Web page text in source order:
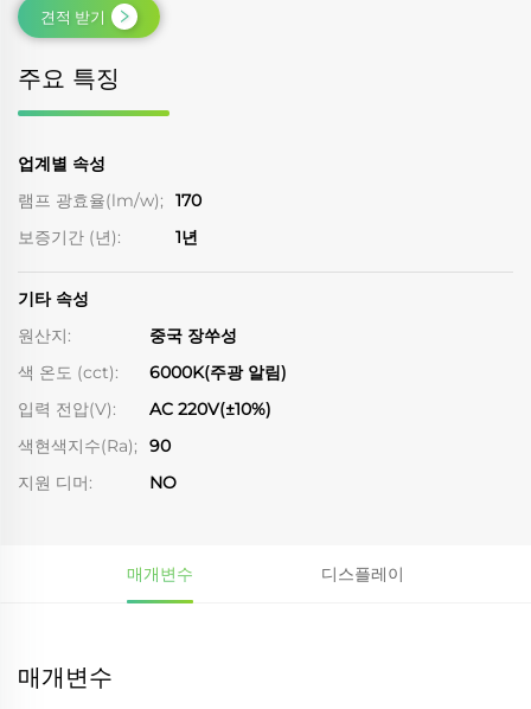
주요 특징
업계별 속성
램프 광효율(lm/w);
170
보증기간 (년):
1년
기타 속성
원산지:
중국 장쑤성
색 온도 (cct):
6000K(주광 알림)
입력 전압(V):
AC 220V(±10%)
색현색지수(Ra);
90
지원 디머:
NO
견적 받기
매개변수 디스플레이
매개변수